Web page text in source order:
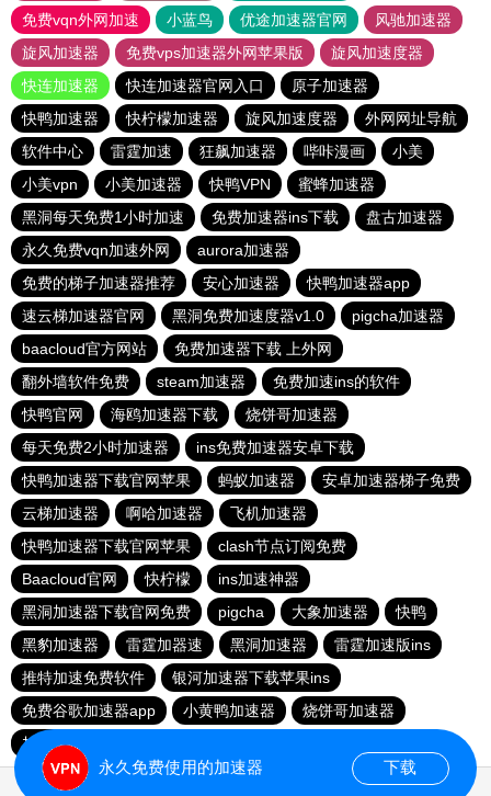
免费vqn外网加速
小蓝鸟 优途加速器官网
风驰加速器
旋风加速器
免费vps加速器外网苹果版
旋风加速度器
快连加速器
快连加速器官网入口
原子加速器
快鸭加速器
快柠檬加速器 旋风加速度器
外网网址导航
软件中心
雷霆加速 狂飙加速器 哔咔漫画
小美
小美vpn
小美加速器 快鸭VPN
蜜蜂加速器
黑洞每天免费1小时加速
免费加速器ins下载
盘古加速器
永久免费vqn加速外网
aurora加速器
免费的梯子加速器推荐
安心加速器
快鸭加速器app
速云梯加速器官网
黑洞免费加速度器v1.0
pigcha加速器
baacloud官方网站
免费加速器下载 上外网
翻外墙软件免费
steam加速器
免费加速ins的软件
快鸭官网
海鸥加速器下载
烧饼哥加速器
每天免费2小时加速器
ins免费加速器安卓下载
快鸭加速器下载官网苹果
蚂蚁加速器
安卓加速器梯子免费
云梯加速器
啊哈加速器
飞机加速器
快鸭加速器下载官网苹果
clash节点订阅免费
Baacloud官网
快柠檬
ins加速神器
黑洞加速器下载官网免费
pigcha 大象加速器
快鸭
黑豹加速器
雷霆加器速 黑洞加速器
雷霆加速版ins
推特加速免费软件
银河加速器下载苹果ins
免费谷歌加速器app
小黄鸭加速器
烧饼哥加速器
加速npv
永久免费使用的加速器 下载